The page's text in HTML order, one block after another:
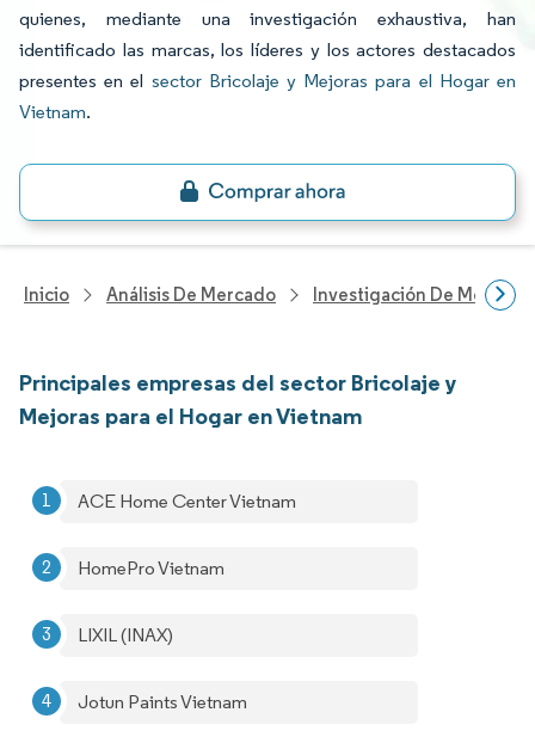
quienes, mediante una investigación exhaustiva, han
identificado las marcas, los líderes y los actores destacados
presentes en el sector Bricolaje y Mejoras para el Hogar en
Vietnam.
Inicio Análisis De Mercado Investigación De Mejoras
Principales empresas del sector Bricolaje y
Mejoras para el Hogar en Vietnam
ACE Home Center Vietnam
HomePro Vietnam
LIXIL (INAX)
Jotun Paints Vietnam